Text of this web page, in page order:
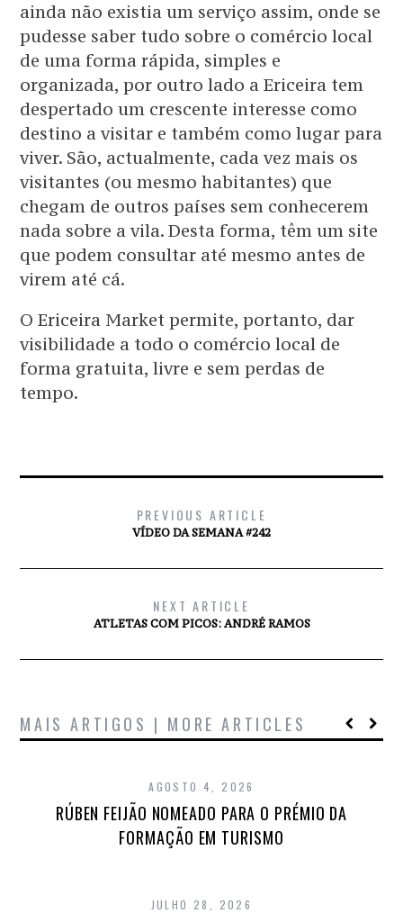
ainda não existia um serviço assim, onde se
pudesse saber tudo sobre o comércio local
de uma forma rápida, simples e
organizada, por outro lado a Ericeira tem
despertado um crescente interesse como
destino a visitar e também como lugar para
viver. São, actualmente, cada vez mais os
visitantes (ou mesmo habitantes) que
chegam de outros países sem conhecerem
nada sobre a vila. Desta forma, têm um site
que podem consultar até mesmo antes de
virem até cá.
O Ericeira Market permite, portanto, dar
visibilidade a todo o comércio local de
forma gratuita, livre e sem perdas de
tempo.
PREVIOUS ARTICLE
VÍDEO DA SEMANA #242
NEXT ARTICLE
ATLETAS COM PICOS: ANDRÉ RAMOS
MAIS ARTIGOS | MORE ARTICLES
AGOSTO 4, 2026
RÚBEN FEIJÃO NOMEADO PARA O PRÉMIO DA
FORMAÇÃO EM TURISMO
JULHO 28, 2026